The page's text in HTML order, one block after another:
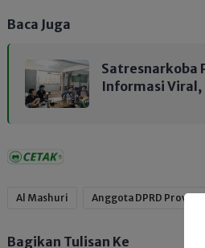
Baca Juga
Satresnarkoba
Informasi Viral,
Al Mashuri Anggota DPRD Provinsi
Bagikan Tulisan Ke